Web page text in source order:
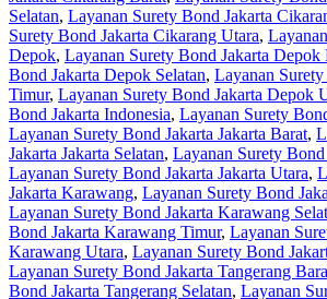
Selatan, Layanan Surety Bond Jakarta
Surety Bond Jakarta Cikarang Utara,
Depok, Layanan Surety Bond Jakarta Depok
Bond Jakarta Depok Selatan, Layanan
Timur, Layanan Surety Bond Jakarta Depok
Bond Jakarta Indonesia, Layanan Surety
Layanan Surety Bond Jakarta Jakarta Barat,
Jakarta Jakarta Selatan, Layanan Surety
Layanan Surety Bond Jakarta Jakarta Utara,
Jakarta Karawang, Layanan Surety Bond
Layanan Surety Bond Jakarta Karawang
Bond Jakarta Karawang Timur, Layanan
Karawang Utara, Layanan Surety Bond
Layanan Surety Bond Jakarta Tangerang
Bond Jakarta Tangerang Selatan, Layanan